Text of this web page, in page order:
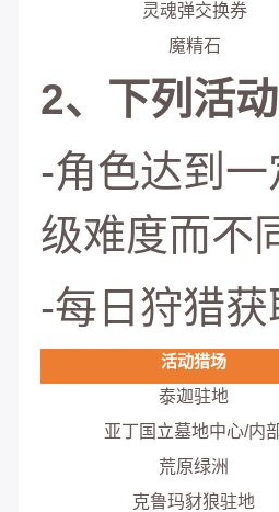
灵魂弹交换券
魔精石
2、下列活
-角色达到
级难度而不
-每日狩猎
活动猎场
泰迦驻地
亚丁国立墓地中心/内
荒原绿洲
克鲁玛豺狼驻地